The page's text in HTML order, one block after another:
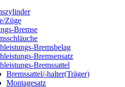
Züge
Bremse
Bremsbelag
Bremsensatz
Bremssattel
Bremssattel/-halter(Träger)
Montagesatz